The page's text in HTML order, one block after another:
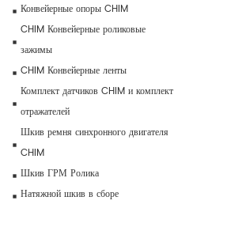
Конвейерные опоры CHIM
CHIM Конвейерные роликовые
зажимы
CHIM Конвейерные ленты
Комплект датчиков CHIM и комплект
отражателей
Шкив ремня синхронного двигателя
CHIM
Шкив ГРМ Ролика
Натяжной шкив в сборе